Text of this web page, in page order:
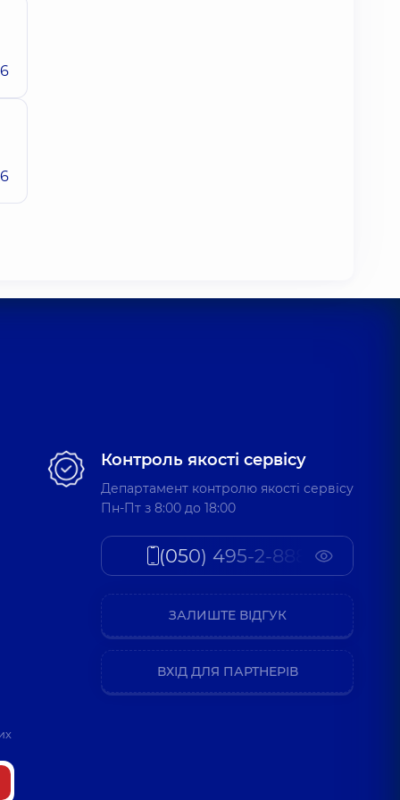
Контроль якості сервісу
Департамент контролю якості сервісу
Пн-Пт з 8:00 до 18:00
(050) 495-2-888
ЗАЛИШТЕ ВІДГУК
ВХІД ДЛЯ ПАРТНЕРІВ